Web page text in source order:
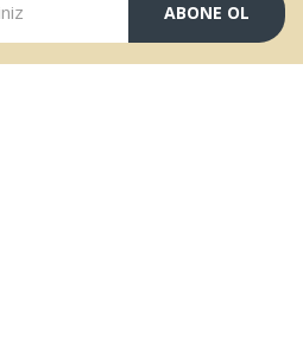
ABONE OL